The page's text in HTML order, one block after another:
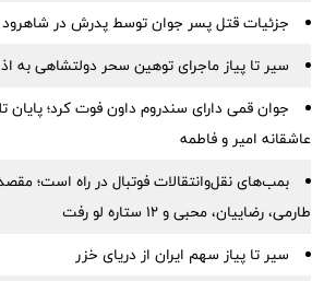
جزئیات قتل پسر جوان توسط پدرش در شاهرود
سیر تا پیاز ماجرای توهین سحر دولتشاهی به
جوان قمی دارای سندروم داون فوت کرد؛ پایان
عاشقانه امیر و فاطمه
بمب‌های نقل‌وانتقالات فوتبال در راه است؛
طارمی، رضاییان، محبی و ۱۲ ستاره لو رفت
سیر تا پیاز سهم ایران از دریای خزر